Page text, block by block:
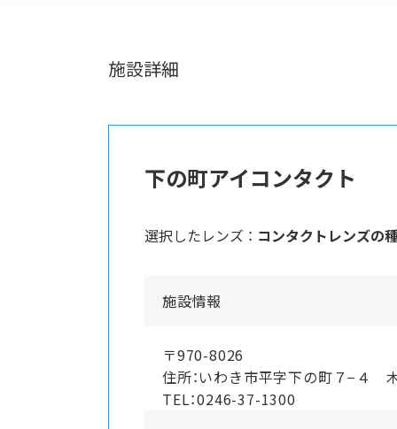
施設詳細
下の町アイコンタクト
選択したレンズ ： コンタクトレンズの
施設情報
〒970-8026
住所：いわき市平字下の町７−４
TEL：0246-37-1300